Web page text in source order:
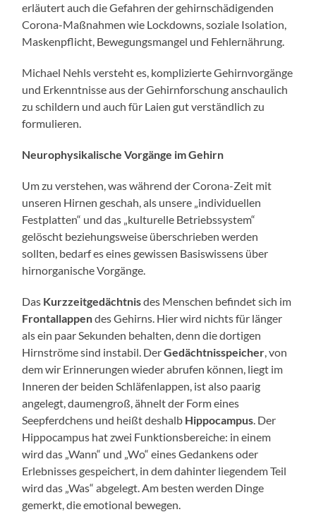
erläutert auch die Gefahren der gehirnschädigenden
Corona-Maßnahmen wie Lockdowns, soziale Isolation,
Maskenpflicht, Bewegungsmangel und Fehlernährung.
Michael Nehls versteht es, komplizierte Gehirnvorgänge
und Erkenntnisse aus der Gehirnforschung anschaulich
zu schildern und auch für Laien gut verständlich zu
formulieren.
Neurophysikalische Vorgänge im Gehirn
Um zu verstehen, was während der Corona-Zeit mit
unseren Hirnen geschah, als unsere „individuellen
Festplatten“ und das „kulturelle Betriebssystem“
gelöscht beziehungsweise überschrieben werden
sollten, bedarf es eines gewissen Basiswissens über
hirnorganische Vorgänge.
Das Kurzzeitgedächtnisdes Menschen befindet sich im
Frontallappendes Gehirns. Hier wird nichts für länger
als ein paar Sekunden behalten, denn die dortigen
Hirnströme sind instabil. DerGedächtnisspeicher, von
dem wir Erinnerungen wieder abrufen können, liegt im
Inneren der beiden Schläfenlappen, ist also paarig
angelegt, daumengroß, ähnelt der Form eines
Seepferdchens und heißt deshalb Hippocampus. Der
Hippocampus hat zwei Funktionsbereiche: in einem
wird das „Wann“ und „Wo“ eines Gedankens oder
Erlebnisses gespeichert, in dem dahinter liegendem Teil
wird das „Was“ abgelegt. Am besten werden Dinge
gemerkt, die emotional bewegen.